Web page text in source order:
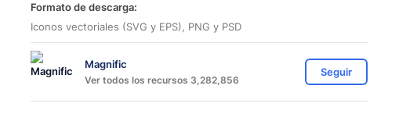
Formato de descarga:
Iconos vectoriales (SVG y EPS), PNG y PSD
Magnific
Ver todos los recursos 3,282,856
Seguir